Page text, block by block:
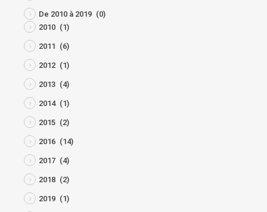
De 2010 à 2019 (0)
2010 (1)
2011 (6)
2012 (1)
2013 (4)
2014 (1)
2015 (2)
2016 (14)
2017 (4)
2018 (2)
2019 (1)